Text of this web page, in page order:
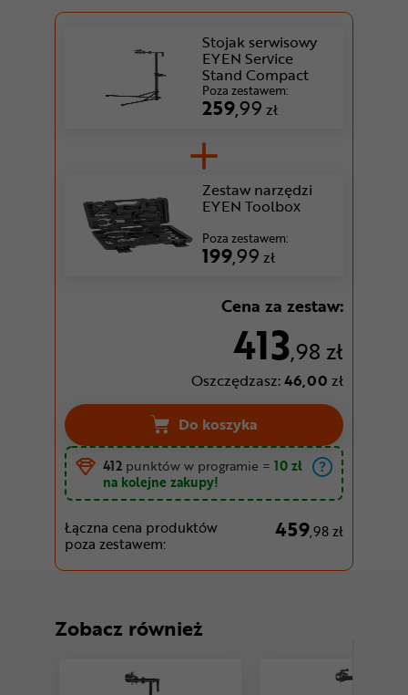
Stojak serwisowy
EYEN Service
Stand Compact
Poza zestawem:
259,99 zł
Zestaw narzędzi
EYEN Toolbox
Poza zestawem:
199,99 zł
Łączna cena produktów
poza zestawem:
459,98 zł
Cena za zestaw:
413,98 zł
Oszczędzasz:46,00 zł
Do koszyka
412 punktów w programie = 10 zł
na kolejne zakupy!
Zobacz również